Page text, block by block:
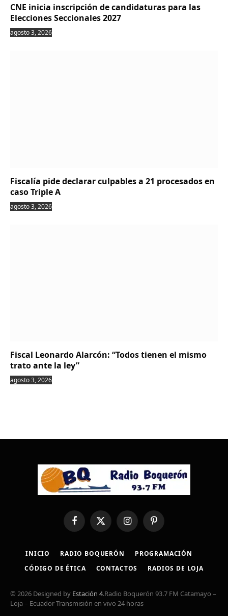
CNE inicia inscripción de candidaturas para las
Elecciones Seccionales 2027
agosto 3, 2026
Fiscalía pide declarar culpables a 21 procesados en
caso Triple A
agosto 3, 2026
Fiscal Leonardo Alarcón: “Todos tienen el mismo
trato ante la ley”
agosto 3, 2026
FacebookX
(Twitter)
InstagramPinterest
INICIO RADIO BOQUERÓN
PROGRAMACIÓN
CÓDIGO DE ÉTICA
CONTACTOS RADIOS DE LOJA
© 2026 Designed by Estación 4.Radio Boquerón 93.7 FM Catamayo –
Loja – Ecuador Transmisión en vivo 24 horas